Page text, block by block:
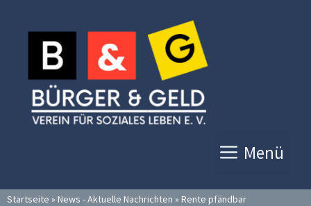
Inhalt
springen
Menü
Startseite » News - Aktuelle Nachrichten » Rente pfändbar